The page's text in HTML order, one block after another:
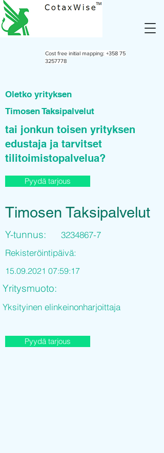
Cost free initial mapping: +358 75
3257778
Oletko yrityksen
Timosen Taksipalvelut
tai jonkun toisen yrityksen
edustaja ja tarvitset
tilitoimistopalvelua?
Pyydä tarjous
Timosen Taksipalvelut
Y-tunnus:
3234867-7
Rekisteröintipäivä:
15.09.2021 07:59:17
Yritysmuoto:
Yksityinen elinkeinonharjoittaja
Pyydä tarjous